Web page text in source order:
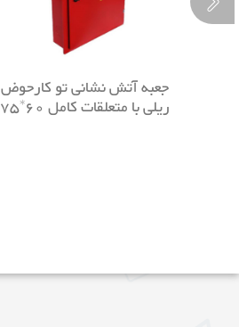
جعبه آتش نشانی تو کارحوض
ریلی با متعلقات کامل 60*75